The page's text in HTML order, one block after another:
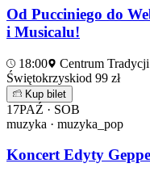
Od Pucciniego do
i Musicalu!
18:00
Centrum
Świętokrzyskiod 99 zł
Kup bilet
17PAŹ · SOB
muzyka · muzyka_pop
Koncert Edyty